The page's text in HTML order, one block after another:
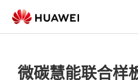
微碳慧能联合样